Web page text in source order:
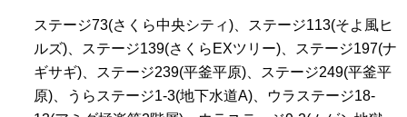
ステージ73(さくら中央シティ)、ステージ113(そよ風ヒ
ルズ)、ステージ139(さくらEXツリー)、ステージ197(ナ
ギサギ)、ステージ239(平釜平原)、ステージ249(平釜平
原)、うらステージ1-3(地下水道A)、ウラステージ18-